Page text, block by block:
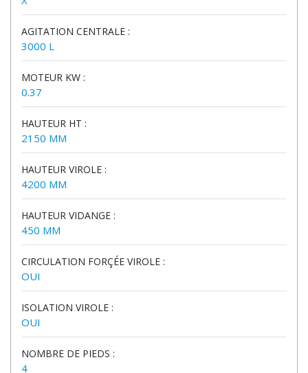
AGITATION CENTRALE :
3000 L
MOTEUR KW :
0.37
HAUTEUR HT :
2150 MM
HAUTEUR VIROLE :
4200 MM
HAUTEUR VIDANGE :
450 MM
CIRCULATION FORÇÉE VIROLE :
OUI
ISOLATION VIROLE :
OUI
NOMBRE DE PIEDS :
4